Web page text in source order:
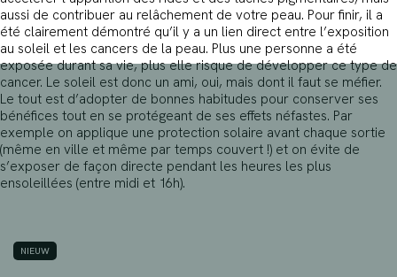
aussi de contribuer au relâchement de votre peau. Pour finir, il a
été clairement démontré qu’il y a un lien direct entre l’exposition
au soleil et les cancers de la peau. Plus une personne a été
exposée durant sa vie, plus elle risque de développer ce type de
cancer. Le soleil est donc un ami, oui, mais dont il faut se méfier.
Le tout est d’adopter de bonnes habitudes pour conserver ses
bénéfices tout en se protégeant de ses effets néfastes. Par
exemple on applique une protection solaire avant chaque sortie
(même en ville et même par temps couvert !) et on évite de
s’exposer de façon directe pendant les heures les plus
ensoleillées (entre midi et 16h).
NIEUW